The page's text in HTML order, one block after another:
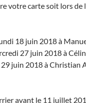
votre carte soit lors de
18 juin 2018 à
27 juin 2018 à
juin 2018 à Christian
avant le 11 juillet